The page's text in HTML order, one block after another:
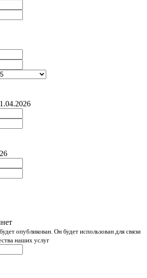
опубликован. Он будет использован для связи
наших услуг